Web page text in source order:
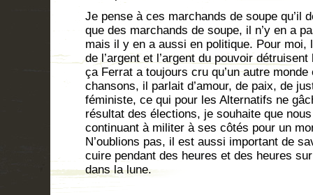
Je pense à ces marchands de soupe qu’il
que des marchands de soupe, il n’y en a
mais il y en a aussi en politique. Pour moi,
de l’argent et l’argent du pouvoir
ça Ferrat a toujours cru qu’un autre
chansons, il parlait d’amour, de paix, de
féministe, ce qui pour les Alternatifs ne
résultat des élections, je souhaite que
continuant à militer à ses côtés pour un
N’oublions pas, il est aussi important de
cuire pendant des heures et des heures
dans la lune.